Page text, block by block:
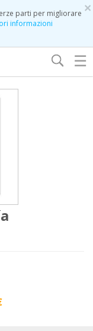
×
parti per migliorare
informazioni
☰